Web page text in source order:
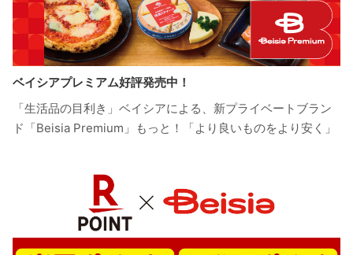
ベイシアプレミアム好評発売中！
「生活品の目利き」ベイシアによる、新プライベートブラン
ド「Beisia Premium」もっと！「より良いものをより安く」